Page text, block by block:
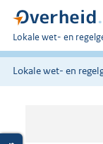
U
bent
hier:
Lokale wet- en
Lokale wet- en